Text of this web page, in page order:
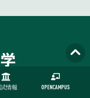
情報 OPENCAMPUS